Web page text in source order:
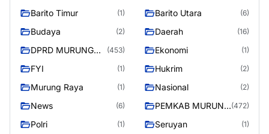
Barito Timur (1) Barito Utara (6)
Budaya (2) Daerah (16)
DPRD MURUNG
(453) Ekonomi (1)
FYI (1) Hukrim (2)
Murung Raya (1) Nasional (2)
News (6)
PEMKAB MURUNG (472)
Polri (1) Seruyan (1)